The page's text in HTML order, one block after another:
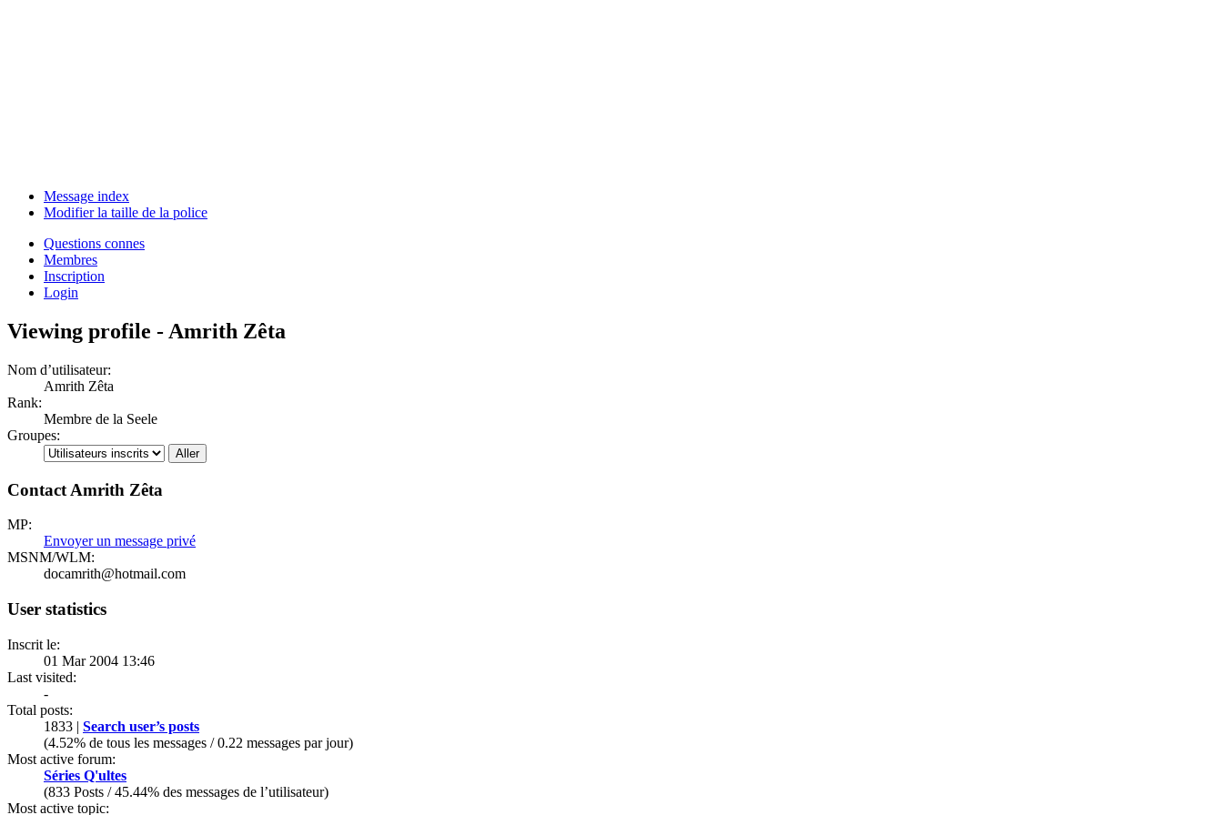
Message index
Modifier la taille de la police
Questions connes
Membres
Inscription
Login
Viewing profile - Amrith Zêta
Nom d’utilisateur:
Amrith Zêta
Rank:
Membre de la Seele
Groupes:
Contact Amrith Zêta
MP:
Envoyer un message privé
MSNM/WLM:
docamrith@hotmail.com
User statistics
Inscrit le:
01 Mar 2004 13:46
Last visited:
-
Total posts:
1833 | Search user’s posts
(4.52% de tous les messages / 0.22 messages par jour)
Most active forum:
Séries Q'ultes
(833 Posts / 45.44% des messages de l’utilisateur)
Most active topic: